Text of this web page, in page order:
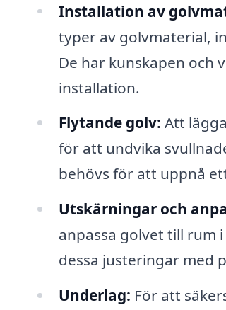
Installation av
typer av golvmaterial,
De har kunskapen och
installation.
Flytande golv: Att
för att undvika
behövs för att uppnå
Utskärningar och
anpassa golvet till rum
dessa justeringar med
Underlag: För att